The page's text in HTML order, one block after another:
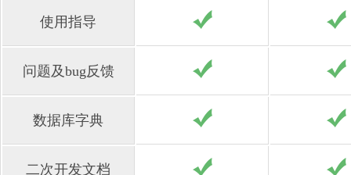
使用指导
问题及bug反馈
数据库字典
二次开发文档